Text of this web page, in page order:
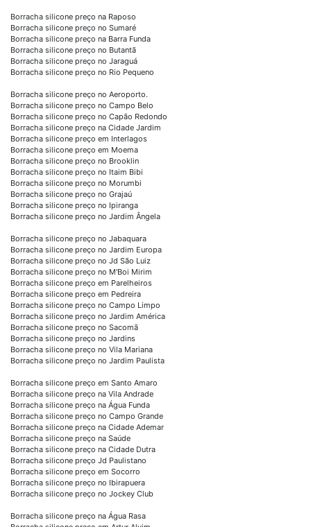
Borracha silicone preço na Raposo
Borracha silicone preço no Sumaré
Borracha silicone preço na Barra Funda
Borracha silicone preço no Butantã
Borracha silicone preço no Jaraguá
Borracha silicone preço no Rio Pequeno
Borracha silicone preço no Aeroporto.
Borracha silicone preço no Campo Belo
Borracha silicone preço no Capão Redondo
Borracha silicone preço na Cidade Jardim
Borracha silicone preço em Interlagos
Borracha silicone preço em Moema
Borracha silicone preço no Brooklin
Borracha silicone preço no Itaim Bibi
Borracha silicone preço no Morumbi
Borracha silicone preço no Grajaú
Borracha silicone preço no Ipiranga
Borracha silicone preço no Jardim Ângela
Borracha silicone preço no Jabaquara
Borracha silicone preço no Jardim Europa
Borracha silicone preço no Jd São Luiz
Borracha silicone preço no M'Boi Mirim
Borracha silicone preço em Parelheiros
Borracha silicone preço em Pedreira
Borracha silicone preço no Campo Limpo
Borracha silicone preço no Jardim América
Borracha silicone preço no Sacomã
Borracha silicone preço no Jardins
Borracha silicone preço no Vila Mariana
Borracha silicone preço no Jardim Paulista
Borracha silicone preço em Santo Amaro
Borracha silicone preço na Vila Andrade
Borracha silicone preço na Água Funda
Borracha silicone preço no Campo Grande
Borracha silicone preço na Cidade Ademar
Borracha silicone preço na Saúde
Borracha silicone preço na Cidade Dutra
Borracha silicone preço Jd Paulistano
Borracha silicone preço em Socorro
Borracha silicone preço no Ibirapuera
Borracha silicone preço no Jockey Club
Borracha silicone preço na Água Rasa